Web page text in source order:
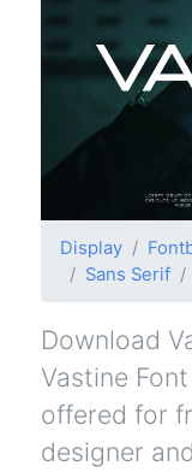
Display
Sans Serif
Download
Vastine
offered for
designer